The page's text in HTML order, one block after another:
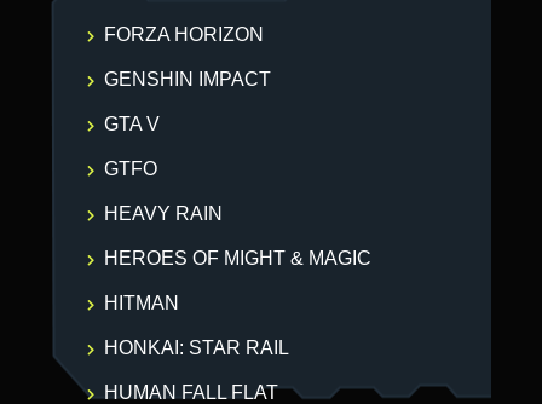
FORZA HORIZON
GENSHIN IMPACT
GTA V
GTFO
HEAVY RAIN
HEROES OF MIGHT & MAGIC
HITMAN
HONKAI: STAR RAIL
HUMAN FALL FLAT